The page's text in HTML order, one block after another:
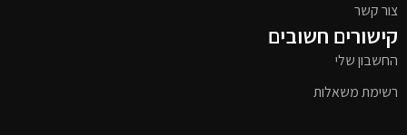
צור קשר
קישורים חשובים
החשבון שלי
רשימת משאלות